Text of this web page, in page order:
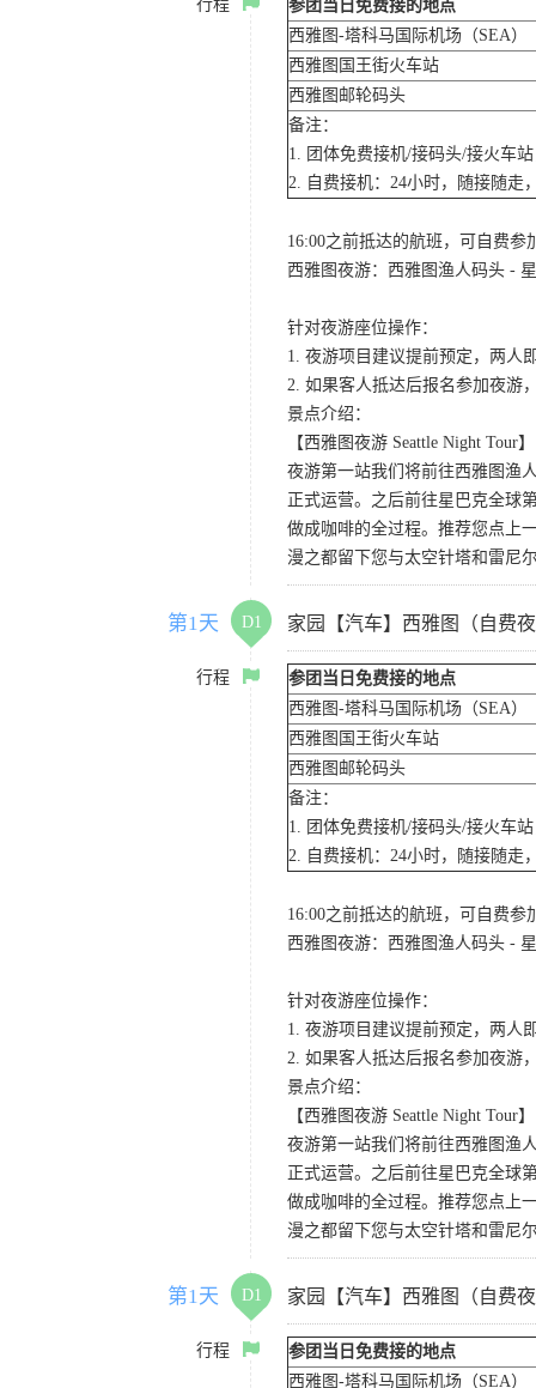
行程
参团当日免费接的地点
西雅图-塔科马国际机场（SEA）
西雅图国王街火车站
西雅图邮轮码头
备注：
1. 团体免费接机/接码头/接火车
2. 自费接机：24小时，随接随走
16:00之前抵达的航班，可自费参
西雅图夜游：西雅图渔人码头 -
针对夜游座位操作：
1. 夜游项目建议提前预定，两人
2. 如果客人抵达后报名参加夜游
景点介绍：
【西雅图夜游 Seattle Night Tour】
夜游第一站我们将前往西雅图渔
正式运营。之后前往星巴克全球
做成咖啡的全过程。推荐您点上
漫之都留下您与太空针塔和雷尼
第1天 D1 家园【汽车】西雅图（自费
行程
参团当日免费接的地点
西雅图-塔科马国际机场（SEA）
西雅图国王街火车站
西雅图邮轮码头
备注：
1. 团体免费接机/接码头/接火车
2. 自费接机：24小时，随接随走
16:00之前抵达的航班，可自费参
西雅图夜游：西雅图渔人码头 -
针对夜游座位操作：
1. 夜游项目建议提前预定，两人
2. 如果客人抵达后报名参加夜游
景点介绍：
【西雅图夜游 Seattle Night Tour】
夜游第一站我们将前往西雅图渔
正式运营。之后前往星巴克全球
做成咖啡的全过程。推荐您点上
漫之都留下您与太空针塔和雷尼
第1天 D1 家园【汽车】西雅图（自费
行程
参团当日免费接的地点
西雅图-塔科马国际机场（SEA）